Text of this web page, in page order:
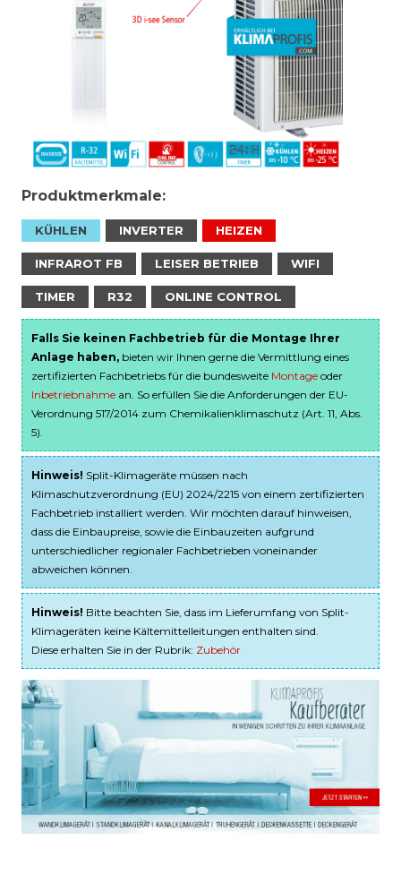
Produktmerkmale:
KÜHLEN INVERTER HEIZEN
INFRAROT FB LEISER BETRIEB WIFI
TIMER R32 ONLINE CONTROL
Falls Sie keinen Fachbetrieb für die Montage Ihrer
Anlage haben, bieten wir Ihnen gerne die Vermittlung eines
zertifizierten Fachbetriebs für die bundesweite Montage oder
Inbetriebnahme an. So erfüllen Sie die Anforderungen der EU-
Verordnung 517/2014 zum Chemikalienklimaschutz (Art. 11, Abs.
5).
Hinweis! Split-Klimageräte müssen nach
Klimaschutzverordnung (EU) 2024/2215 von einem zertifizierten
Fachbetrieb installiert werden. Wir möchten darauf hinweisen,
dass die Einbaupreise, sowie die Einbauzeiten aufgrund
unterschiedlicher regionaler Fachbetrieben voneinander
abweichen können.
Hinweis! Bitte beachten Sie, dass im Lieferumfang von Split-
Klimageräten keine Kältemittelleitungen enthalten sind.
Diese erhalten Sie in der Rubrik: Zubehör